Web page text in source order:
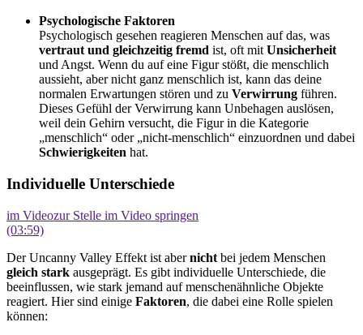
Psychologische Faktoren
Psychologisch gesehen reagieren Menschen auf das, was
vertraut und gleichzeitig fremd ist, oft mit Unsicherheit
und Angst. Wenn du auf eine Figur stößt, die menschlich
aussieht, aber nicht ganz menschlich ist, kann das deine
normalen Erwartungen stören und zu Verwirrung führen.
Dieses Gefühl der Verwirrung kann Unbehagen auslösen,
weil dein Gehirn versucht, die Figur in die Kategorie
„menschlich“ oder „nicht-menschlich“ einzuordnen und dabei
Schwierigkeiten hat.
Individuelle Unterschiede
im Videozur Stelle im Video springen
(03:59)
Der Uncanny Valley Effekt ist abernicht bei jedem Menschen
gleich stark ausgeprägt. Es gibt individuelle Unterschiede, die
beeinflussen, wie stark jemand auf menschenähnliche Objekte
reagiert. Hier sind einige Faktoren, die dabei eine Rolle spielen
können: